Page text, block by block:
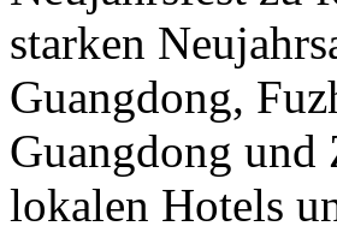
starken
Guangdong,
Guangdong und
lokalen Hotels